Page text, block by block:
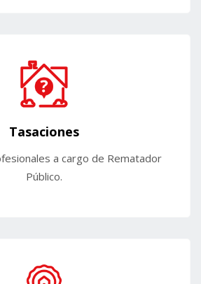
Tasaciones
a cargo de Rematador
Público.